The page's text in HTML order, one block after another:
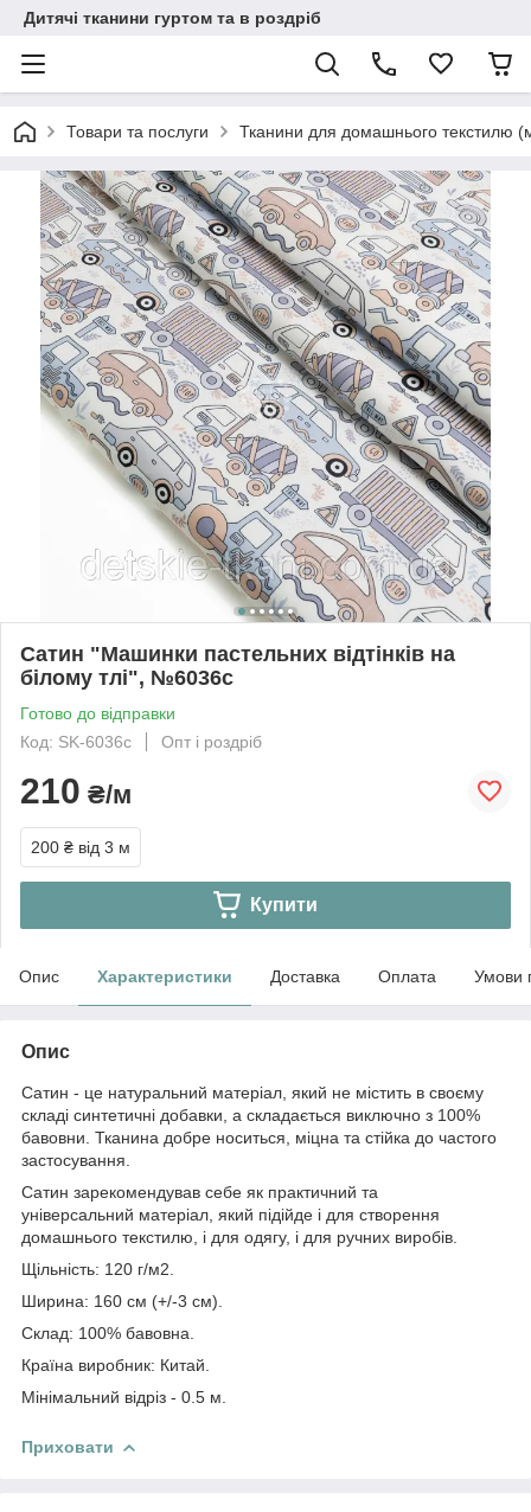
Дитячі тканини гуртом та в роздріб
Товари та послуги Тканини для домашнього текстилю
Сатин "Машинки пастельних відтінків на
білому тлі", №6036с
Готово до відправки
Код: SK-6036с
Опт і роздріб
210 ₴/м
200 ₴ від 3 м
Купити
Опис Характеристики Доставка Оплата Умови
Опис
Сатин - це натуральний матеріал, який не містить в своєму
складі синтетичні добавки, а складається виключно з 100%
бавовни. Тканина добре носиться, міцна та стійка до частого
застосування.
Сатин зарекомендував себе як практичний та
універсальний матеріал, який підійде і для створення
домашнього текстилю, і для одягу, і для ручних виробів.
Щільність: 120 г/м2.
Ширина: 160 см (+/-3 см).
Склад: 100% бавовна.
Країна виробник: Китай.
Мінімальний відріз - 0.5 м.
Приховати